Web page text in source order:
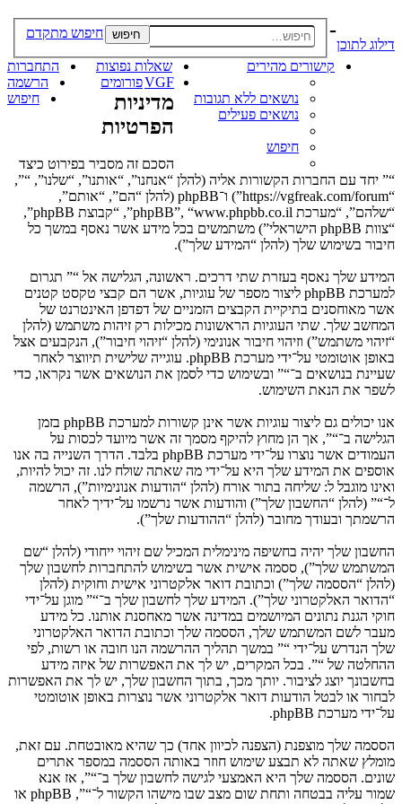
דילוג לתוכן
חיפוש חיפוש מתקדם
קישורים מהירים
נושאים ללא תגובות
נושאים פעילים
חיפוש
שאלות נפוצות
התחברות
הרשמה
VGFפורומים
חיפוש
-
מדיניות
הפרטיות
הסכם זה מסביר בפירוט כיצד
“” יחד עם החברות הקשורות אליה (להלן “אנחנו”, “אותנו”, “שלנו”, “”,
“https://vgfreak.com/forum”) ו־phpBB (להלן “הם”, “אותם”,
“שלהם”, “מערכת phpBB”, “www.phpbb.co.il”, “קבוצת phpBB”,
“צוות phpBB הישראלי”) משתמשים בכל מידע אשר נאסף במשך כל
חיבור בשימוש שלך (להלן “המידע שלך”).
המידע שלך נאסף בעזרת שתי דרכים. ראשונה, הגלישה אל “” תגרום
למערכת phpBB ליצור מספר של עוגיות, אשר הם קבצי טקסט קטנים
אשר מאוחסנים בתיקיית הקבצים הזמניים של דפדפן האינטרנט של
המחשב שלך. שתי העוגיות הראשונות מכילות רק זיהות משתמש (להלן
“זיהוי משתמש”) וזיהוי חיבור אנונימי (להלן “זיהוי חיבור”), הנקבעים אצל
באופן אוטומטי על־ידי מערכת phpBB. עוגייה שלישית תיווצר לאחר
שעיינת בנושאים ב־“” ובשימוש כדי לסמן את הנושאים אשר נקראו, כדי
לשפר את הנאת השימוש.
אנו יכולים גם ליצור עוגיות אשר אינן קשורות למערכת phpBB בזמן
הגלישה ב־“”, אך הן מחוץ להיקף מסמך זה אשר מיועד לכסות על
העמודים אשר נוצרו על־ידי מערכת phpBB בלבד. הדרך השנייה בה אנו
אוספים את המידע שלך היא על־ידי מה שאתה שולח לנו. זה יכול להיות,
ואינו מוגבל ל: שליחה בתור אורח (להלן “הודעות אנונימיות”), הרשמה
ל־“” (להלן “החשבון שלך”) והודעות אשר נרשמו על־ידיך לאחר
הרשמתך ובעודך מחובר (להלן “ההודעות שלך”).
החשבון שלך יהיה בחשיפה מינימלית המכיל שם זיהוי ייחודי (להלן “שם
המשתמש שלך”), ססמה אישית אשר בשימוש להתחברות לחשבון שלך
(להלן “הססמה שלך”) וכתובת דואר אלקטרוני אישית וחוקית (להלן
“הדואר האלקטרוני שלך”). המידע שלך לחשבון שלך ב־“” מוגן על־ידי
חוקי הגנת נתונים המיושמים במדינה אשר מאחסנת אותנו. כל מידע
מעבר לשם המשתמש שלך, הססמה שלך וכתובת הדואר האלקטרוני
שלך הנדרש על־ידי “” במשך תהליך ההרשמה הנו חובה או רשות, לפי
ההחלטה של “”. בכל המקרים, יש לך את האפשרות של איזה מידע
בחשבונך יוצג לציבור. יותך מכך, בתוך החשבון שלך, יש לך את האפשרות
לבחור או לבטל הודעות דואר אלקטרוני אשר נוצרות באופן אוטומטי
על־ידי מערכת phpBB.
הססמה שלך מוצפנת (הצפנה לכיוון אחד) כך שהיא מאובטחת. עם זאת,
מומלץ שאתה לא תבצע שימוש חוזר באותה הססמה במספר אתרים
שונים. הססמה שלך היא האמצעי לגישה לחשבון שלך ב־“”, אז אנא
שמור עליה בבטחה ותחת שום מצב שבו מישהו הקשור ל־“”, phpBB או